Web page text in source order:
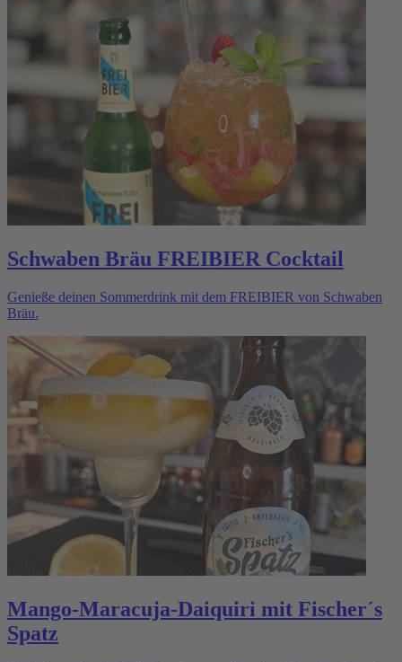
Schwaben Bräu FREIBIER Cocktail
Genieße deinen Sommerdrink mit dem FREIBIER von Schwaben
Bräu.
Mango-Maracuja-Daiquiri mit Fischer´s
Spatz